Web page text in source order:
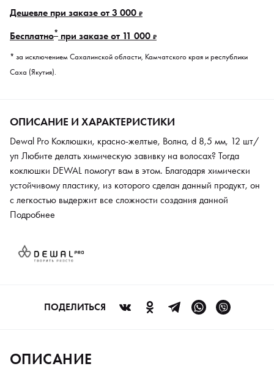
Дешевле при заказе от 3 000 ₽
Бесплатно* при заказе от 11 000 ₽
* за исключением Сахалинской области, Камчатского края и республики
Саха (Якутия).
ОПИСАНИЕ И ХАРАКТЕРИСТИКИ
Dewal Pro Коклюшки, красно-желтые, Волна, d 8,5 мм, 12 шт/
уп Любите делать химическую завивку на волосах? Тогда
коклюшки DEWAL помогут вам в этом. Благодаря химически
устойчивому пластику, из которого сделан данный продукт, он
с легкостью выдержит все сложности создания данной
завивки. Также товар не подлежит обязательному
Подробнее
ПОДЕЛИТЬСЯ
ОПИСАНИЕ